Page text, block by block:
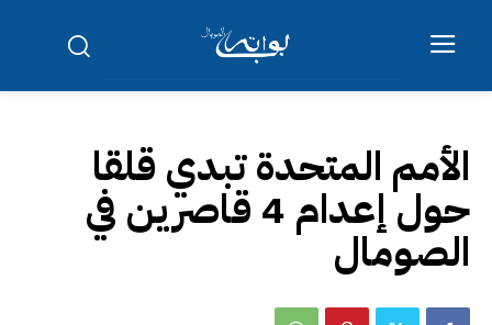
الأمم المتحدة تبدي قلقا
حول إعدام 4 قاصرين في
الصومال